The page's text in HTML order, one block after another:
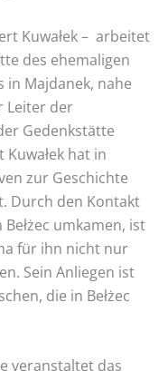
Kuwałek – arbeitet
des ehemaligen
Majdanek, nahe
Leiter der
Gedenkstätte
hat in
zur Geschichte
Durch den Kontakt
umkamen, ist
für ihn nicht nur
Sein Anliegen ist
die in Bełżec
veranstaltet das